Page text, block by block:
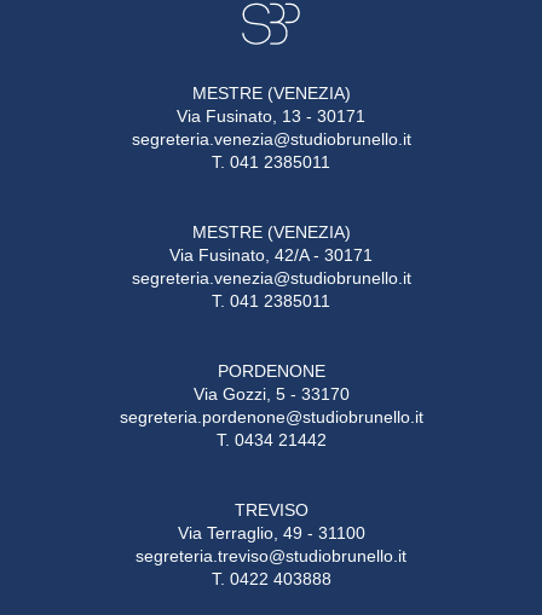
MESTRE (VENEZIA)
Via Fusinato, 13 - 30171
segreteria.venezia@studiobrunello.it
T. 041 2385011
MESTRE (VENEZIA)
Via Fusinato, 42/A - 30171
segreteria.venezia@studiobrunello.it
T. 041 2385011
PORDENONE
Via Gozzi, 5 - 33170
segreteria.pordenone@studiobrunello.it
T. 0434 21442
TREVISO
Via Terraglio, 49 - 31100
segreteria.treviso@studiobrunello.it
T. 0422 403888